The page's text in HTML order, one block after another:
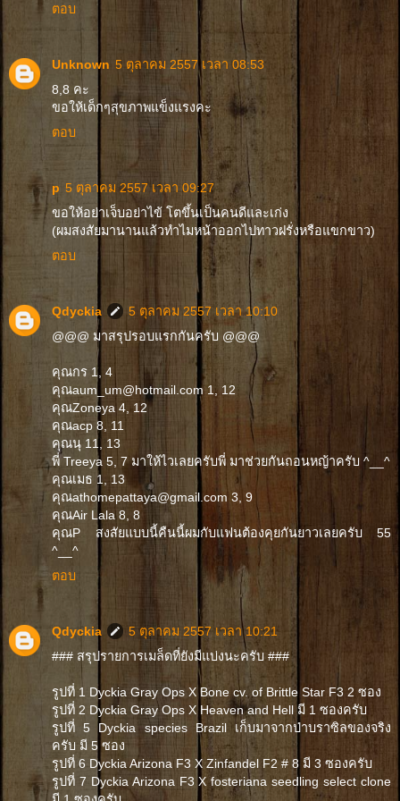
ตอบ
Unknown 5 ตุลาคม 2557 เวลา 08:53
8,8 คะ
ขอให้เด็กๆสุขภาพแข็งแรงคะ
ตอบ
p 5 ตุลาคม 2557 เวลา 09:27
ขอให้อย่าเจ็บอย่าไข้ โตขึ้นเป็นคนดีและเก่ง
(ผมสงสัยมานานแล้วทำไมหน้าออกไปทาวฝรั่งหรือแขกขาว)
ตอบ
Qdyckia
5 ตุลาคม 2557 เวลา 10:10
@@@ มาสรุปรอบแรกกันครับ @@@
คุณกร 1, 4
คุณaum_um@hotmail.com 1, 12
คุณZoneya 4, 12
คุณacp 8, 11
คุณนุ 11, 13
พี่ Treeya 5, 7 มาให้ไวเลยครับพี่ มาช่วยกันถอนหญ้าครับ ^__^
คุณเมธ 1, 13
คุณathomepattaya@gmail.com 3, 9
คุณAir Lala 8, 8
คุณP สงสัยแบบนี้คืนนี้ผมกับแฟนต้องคุยกันยาวเลยครับ 55
^__^
ตอบ
Qdyckia
5 ตุลาคม 2557 เวลา 10:21
### สรุปรายการเมล็ดที่ยังมีแบ่งนะครับ ###
รูปที่ 1 Dyckia Gray Ops X Bone cv. of Brittle Star F3 2 ซอง
รูปที่ 2 Dyckia Gray Ops X Heaven and Hell มี 1 ซองครับ
รูปที่ 5 Dyckia species Brazil เก็บมาจากป่าบราซิลของจริง
ครับ มี 5 ซอง
รูปที่ 6 Dyckia Arizona F3 X Zinfandel F2 # 8 มี 3 ซองครับ
รูปที่ 7 Dyckia Arizona F3 X fosteriana seedling select clone